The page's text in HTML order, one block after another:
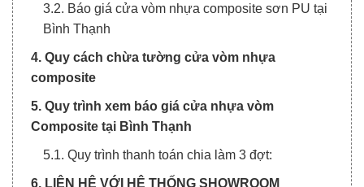
3.2. Báo giá cửa vòm nhựa composite sơn PU tại
Bình Thạnh
4. Quy cách chừa tường cửa vòm nhựa
composite
5. Quy trình xem báo giá cửa nhựa vòm
Composite tại Bình Thạnh
5.1. Quy trình thanh toán chia làm 3 đợt:
6. LIÊN HỆ VỚI HỆ THỐNG SHOWROOM